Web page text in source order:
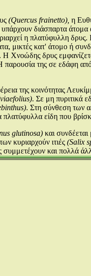
(Quercus frainetto), η
διάσπαρτα άτομα
η πλατύφυλλη δρυς.
μικτές κατ' άτομο ή
Χνοώδης δρυς
παρουσία της σε εδάφη
της κοινότητας
. Σε μη πυριτικά
. Στη σύνθεση των
είδη που
glutinosa) και
κυριαρχούν ιτιές (Salix
και πολλά